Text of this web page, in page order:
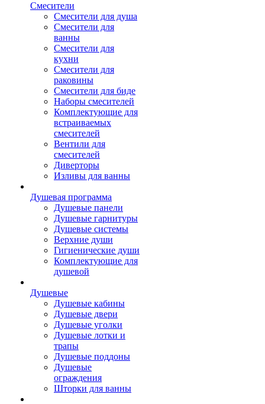
Смесители
Смесители для душа
Смесители для
ванны
Смесители для
кухни
Смесители для
раковины
Смесители для биде
Наборы смесителей
Комплектующие для
встраиваемых
смесителей
Вентили для
смесителей
Диверторы
Изливы для ванны
Душевая программа
Душевые панели
Душевые гарнитуры
Душевые системы
Верхние души
Гигиенические души
Комплектующие для
душевой
Душевые
Душевые кабины
Душевые двери
Душевые уголки
Душевые лотки и
трапы
Душевые поддоны
Душевые
ограждения
Шторки для ванны